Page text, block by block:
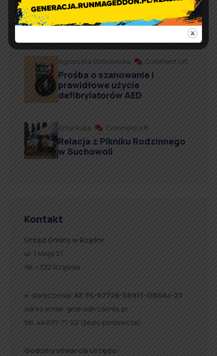
Marcin Kazuba Comment off
Sportowy weekend z Czarnymi
Rząśnia
Agnieszka Wiśniewska Comment off
Prośba o szanowanie i
prawidłowe użycie
defibrylatorów AED
Artur Ruka Comment off
Relacja z Pikniku Rodzinnego
w Suchowoli
Kontakt
Urząd Gminy w Rząśni
ul. 1 Maja 37
98 – 332 Rząśnia
e-doręczenia: AE:PL-57726-56911-GBSAJ-23
adres email: gmina@rzasnia.pl
tel. 44 631-71-22 (biuro podawcze)
Godziny otwarcia Urzędu: